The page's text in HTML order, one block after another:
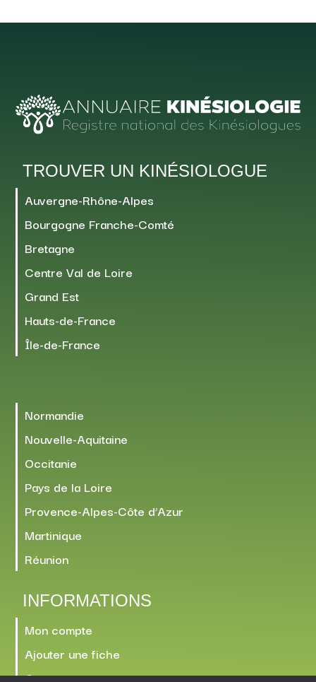
TROUVER UN KINÉSIOLOGUE
Auvergne-Rhône-Alpes
Bourgogne Franche-Comté
Bretagne
Centre Val de Loire
Grand Est
Hauts-de-France
Île-de-France
Normandie
Nouvelle-Aquitaine
Occitanie
Pays de la Loire
Provence-Alpes-Côte d’Azur
Martinique
Réunion
INFORMATIONS
Mon compte
Ajouter une fiche
Contact